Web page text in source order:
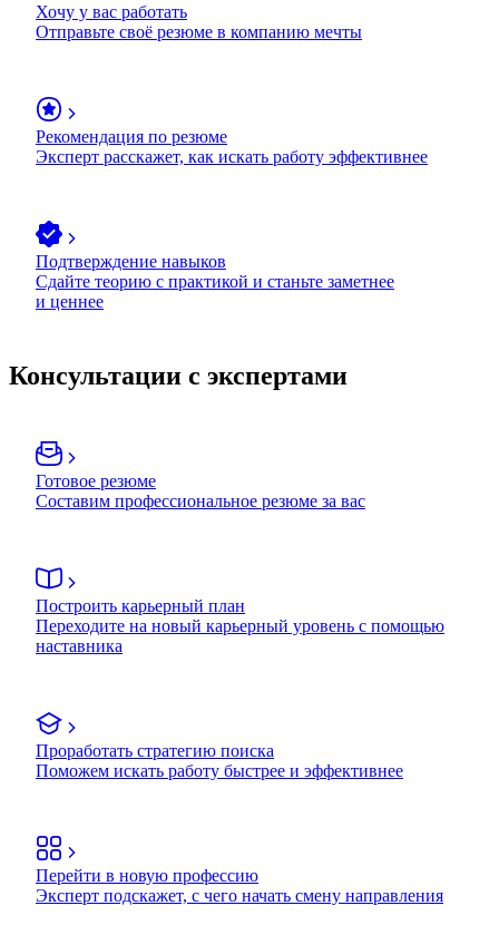
Хочу у вас работать
Отправьте своё резюме в компанию мечты
Рекомендация по резюме
Эксперт расскажет, как искать работу эффективнее
Подтверждение навыков
Сдайте теорию с практикой и станьте заметнее
и ценнее
Консультации с экспертами
Готовое резюме
Составим профессиональное резюме за вас
Построить карьерный план
Переходите на новый карьерный уровень с помощью
наставника
Проработать стратегию поиска
Поможем искать работу быстрее и эффективнее
Перейти в новую профессию
Эксперт подскажет, с чего начать смену направления